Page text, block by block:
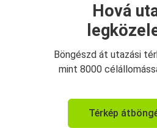
Hová
Böngészd át utazási
mint 8000
Térkép